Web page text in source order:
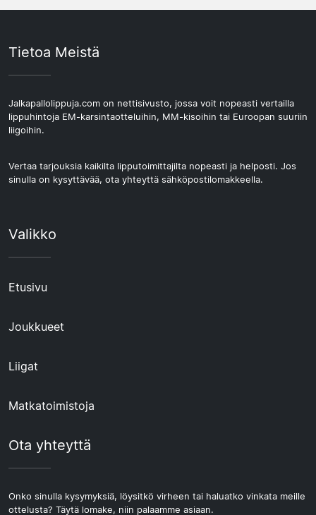
Tietoa Meistä
Jalkapallolippuja.com on nettisivusto, jossa voit nopeasti vertailla
lippuhintoja EM-karsintaotteluihin, MM-kisoihin tai Euroopan suuriin
liigoihin.
Vertaa tarjouksia kaikilta lipputoimittajilta nopeasti ja helposti. Jos
sinulla on kysyttävää, ota yhteyttä sähköpostilomakkeella.
Valikko
Etusivu
Joukkueet
Liigat
Matkatoimistoja
Ota yhteyttä
Onko sinulla kysymyksiä, löysitkö virheen tai haluatko vinkata meille
ottelusta? Täytä lomake, niin palaamme asiaan.